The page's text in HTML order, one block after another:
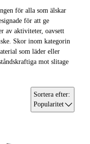
för alla som älskar
för att ge
av aktiviteter, oavsett
Skor inom kategorin
som läder eller
mot slitage
Sortera efter:
Popularitet